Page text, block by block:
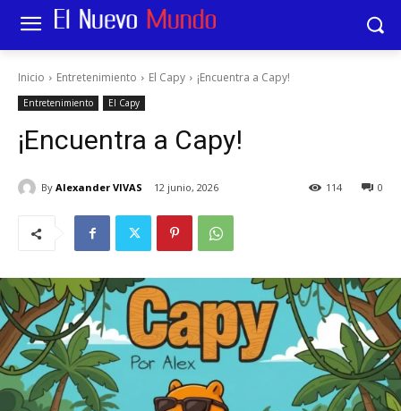
Inicio Entretenimiento El Capy ¡Encuentra a Capy!
Entretenimiento El Capy
¡Encuentra a Capy!
By Alexander VIVAS 12 junio, 2026 0
114